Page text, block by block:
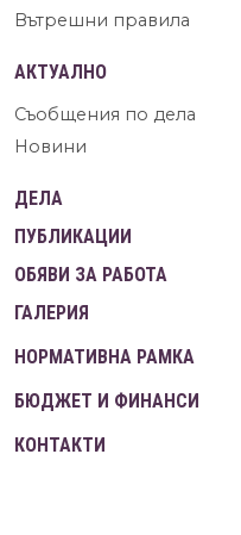
Вътрешни правила
АКТУАЛНО
Съобщения по дела
Новини
ДЕЛА
ПУБЛИКАЦИИ
ОБЯВИ ЗА РАБОТА
ГАЛЕРИЯ
НОРМАТИВНА РАМКА
БЮДЖЕТ И ФИНАНСИ
КОНТАКТИ